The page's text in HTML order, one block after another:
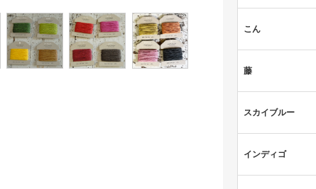
こん
藤
スカイブルー
インディゴ